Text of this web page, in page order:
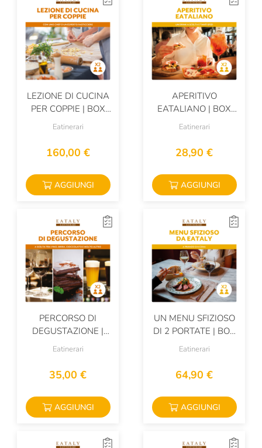
LEZIONE DI CUCINA
PER COPPIE | BOX
PER 2 PERSONE
Eatinerari
160,00 €
AGGIUNGI
APERITIVO
EATALIANO | BOX
PER 2 PERSONE
Eatinerari
28,90 €
AGGIUNGI
PERCORSO DI
DEGUSTAZIONE |
BOX PER 1 PERSONA
Eatinerari
35,00 €
AGGIUNGI
UN MENU SFIZIOSO
DI 2 PORTATE | BOX
PER 2 PERSONE
Eatinerari
64,90 €
AGGIUNGI